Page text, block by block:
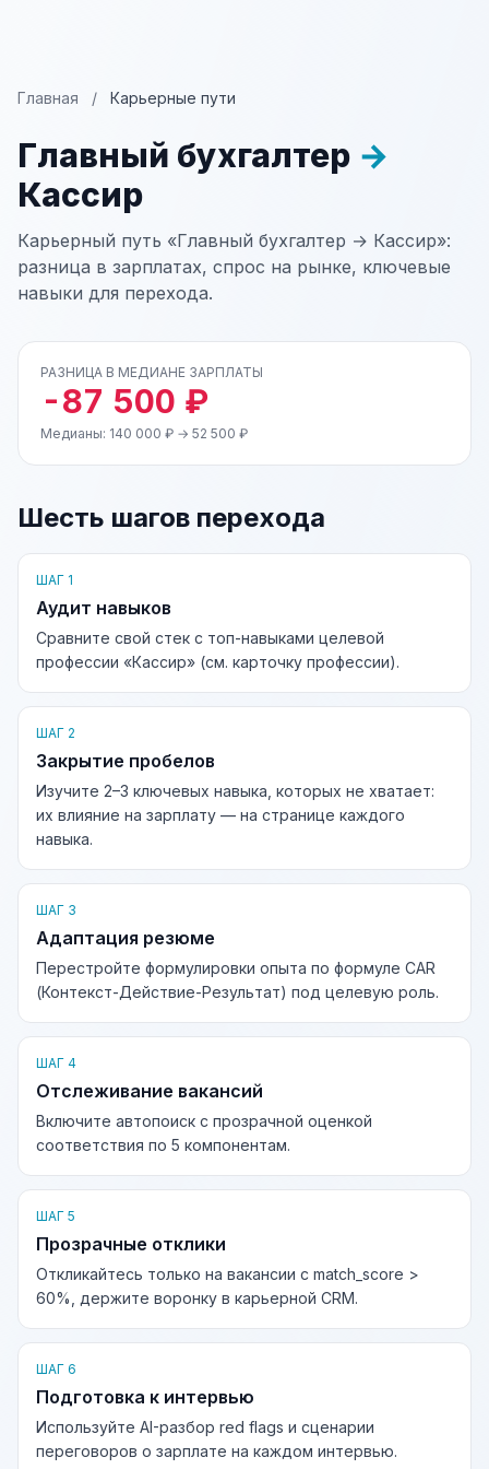
Главная / Карьерные пути
Главный бухгалтер →
Кассир
Карьерный путь «Главный бухгалтер → Кассир»:
разница в зарплатах, спрос на рынке, ключевые
навыки для перехода.
РАЗНИЦА В МЕДИАНЕ ЗАРПЛАТЫ
-87 500 ₽
Медианы: 140 000 ₽ → 52 500 ₽
Шесть шагов перехода
ШАГ 1
Аудит навыков
Сравните свой стек с топ-навыками целевой
профессии «Кассир» (см. карточку профессии).
ШАГ 2
Закрытие пробелов
Изучите 2–3 ключевых навыка, которых не хватает:
их влияние на зарплату — на странице каждого
навыка.
ШАГ 3
Адаптация резюме
Перестройте формулировки опыта по формуле CAR
(Контекст-Действие-Результат) под целевую роль.
ШАГ 4
Отслеживание вакансий
Включите автопоиск с прозрачной оценкой
соответствия по 5 компонентам.
ШАГ 5
Прозрачные отклики
Откликайтесь только на вакансии с match_score >
60%, держите воронку в карьерной CRM.
ШАГ 6
Подготовка к интервью
Используйте AI-разбор red flags и сценарии
переговоров о зарплате на каждом интервью.